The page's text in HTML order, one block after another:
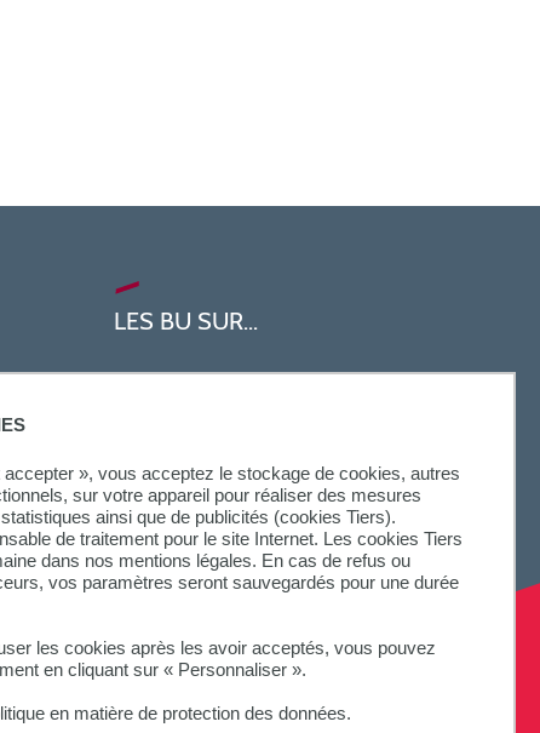
accepter », vous acceptez le stockage de cookies, autres
sur votre appareil pour réaliser des mesures
ainsi que de publicités (cookies Tiers).
de traitement pour le site Internet. Les cookies Tiers
dans nos mentions légales. En cas de refus ou
vos paramètres seront sauvegardés pour une durée
les cookies après les avoir acceptés, vous pouvez
en cliquant sur « Personnaliser ».
en matière de protection des données.
LES BU SUR...